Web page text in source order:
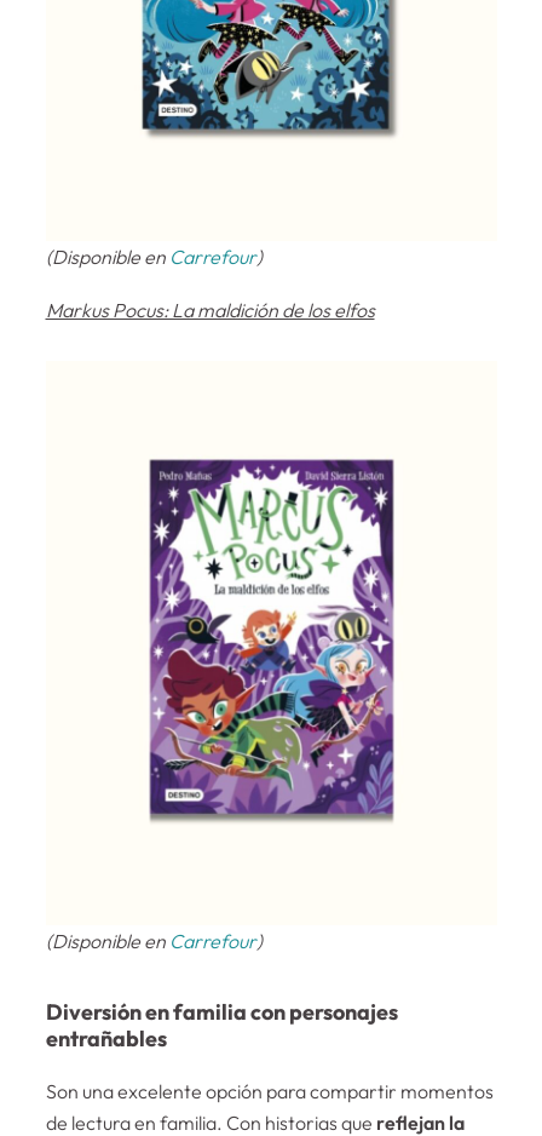
(Disponible en Carrefour)
Markus Pocus: La maldición de los elfos
(Disponible en Carrefour)
Diversión en familia con personajes
entrañables
Son una excelente opción para compartir momentos
de lectura en familia. Con historias que reflejan la